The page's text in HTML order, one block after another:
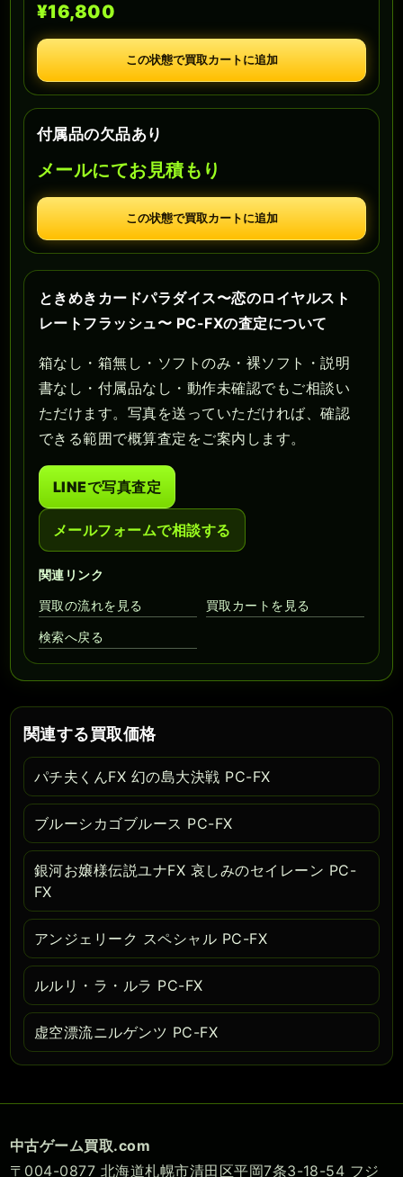
¥16,800
この状態で買取カートに追加
付属品の欠品あり
メールにてお見積もり
この状態で買取カートに追加
ときめきカードパラダイス〜恋のロイヤルスト
レートフラッシュ〜 PC-FXの査定について
箱なし・箱無し・ソフトのみ・裸ソフト・説明
書なし・付属品なし・動作未確認でもご相談い
ただけます。写真を送っていただければ、確認
できる範囲で概算査定をご案内します。
LINEで写真査定
メールフォームで相談する
関連リンク
買取の流れを見る
買取カートを見る
検索へ戻る
関連する買取価格
パチ夫くんFX 幻の島大決戦 PC-FX
ブルーシカゴブルース PC-FX
銀河お嬢様伝説ユナFX 哀しみのセイレーン PC-
FX
アンジェリーク スペシャル PC-FX
ルルリ・ラ・ルラ PC-FX
虚空漂流ニルゲンツ PC-FX
中古ゲーム買取.com
〒004-0877 北海道札幌市清田区平岡7条3-18-54 フジ